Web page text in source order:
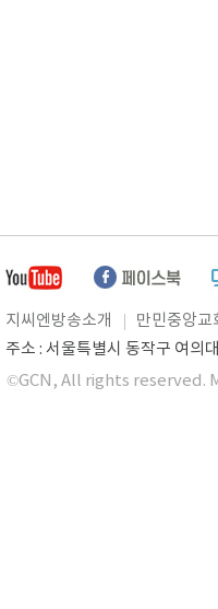
지씨엔방송소개 만민중앙교
주소 : 서울특별시 동작구 여
©GCN, All rights reserved.